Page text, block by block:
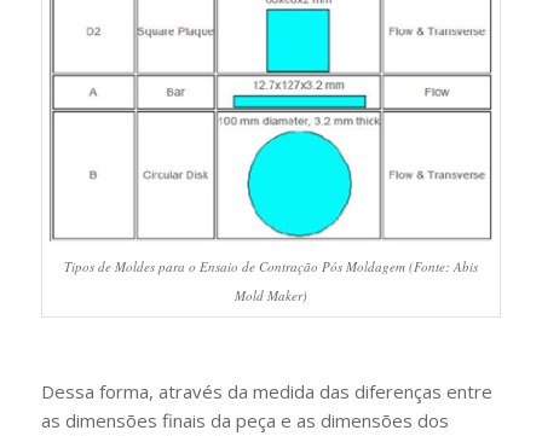
Tipos de Moldes para o Ensaio de Contração Pós Moldagem (Fonte: Abis
Mold Maker)
Dessa forma, através da medida das diferenças entre
as dimensões finais da peça e as dimensões dos